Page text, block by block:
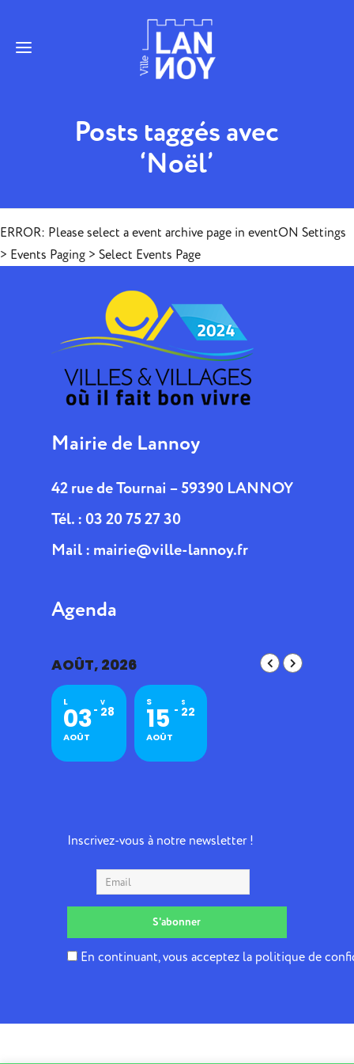
Posts taggés avec
‘Noël’
ERROR: Please select a event archive page in eventON Settings
> Events Paging > Select Events Page
Mairie de Lannoy
42 rue de Tournai – 59390 LANNOY
Tél. : 03 20 75 27 30
Mail : mairie@ville-lannoy.fr
Agenda
AOÛT, 2026
L
03
AOÛT
V
28
S
15
AOÛT
S
22
Inscrivez-vous à notre newsletter !
En continuant, vous acceptez la politique de